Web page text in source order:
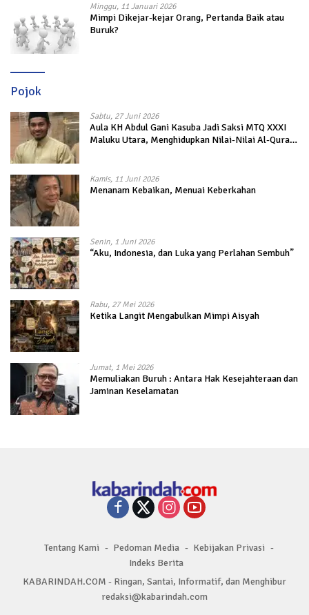
Minggu, 11 Januari 2026
Mimpi Dikejar-kejar Orang, Pertanda Baik atau
Buruk?
Pojok
Sabtu, 27 Juni 2026
Aula KH Abdul Gani Kasuba Jadi Saksi MTQ XXXI
Maluku Utara, Menghidupkan Nilai-Nilai Al-Quran
Kamis, 11 Juni 2026
Menanam Kebaikan, Menuai Keberkahan
Senin, 1 Juni 2026
“Aku, Indonesia, dan Luka yang Perlahan Sembuh”
Rabu, 27 Mei 2026
Ketika Langit Mengabulkan Mimpi Aisyah
Jumat, 1 Mei 2026
Memuliakan Buruh : Antara Hak Kesejahteraan dan
Jaminan Keselamatan
Tentang Kami Pedoman Media
Kebijakan Privasi
Indeks Berita
KABARINDAH.COM - Ringan, Santai, Informatif, dan Menghibur
redaksi@kabarindah.com